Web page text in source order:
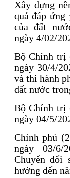
Xây dựng
quả đáp ứng
của đất
ngày 4/02/
Bộ Chính trị
ngày 30/4/
và thi hành
đất nước
Bộ Chính trị
ngày 04/5/
Chính phủ
ngày 03/6/
Chuyển đổi
hướng đến